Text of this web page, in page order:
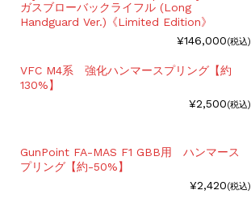
ガスブローバックライフル (Long
Handguard Ver.)《Limited Edition》
¥146,000(税込)
VFC M4系 強化ハンマースプリング【約
130%】
¥2,500(税込)
GunPoint FA-MAS F1 GBB用 ハンマース
プリング【約-50%】
¥2,420(税込)